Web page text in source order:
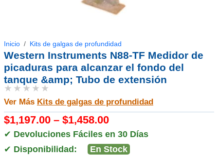
Inicio Kits de galgas de profundidad
Western Instruments N88-TF Medidor de
picaduras para alcanzar el fondo del
tanque &amp; Tubo de extensión
★★★★★
Ver Más Kits de galgas de profundidad
$1,197.00 – $1,458.00
✔ Devoluciones Fáciles en 30 Días
✔ Disponibilidad:
En Stock